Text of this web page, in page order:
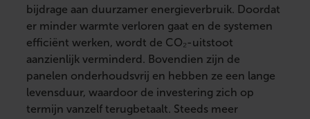
bijdrage aan duurzamer energieverbruik. Doordat
er minder warmte verloren gaat en de systemen
efficiënt werken, wordt de CO₂-uitstoot
aanzienlijk verminderd. Bovendien zijn de
panelen onderhoudsvrij en hebben ze een lange
levensduur, waardoor de investering zich op
termijn vanzelf terugbetaalt. Steeds meer